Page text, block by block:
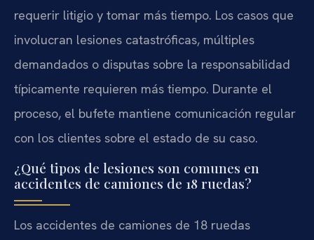
requerir litigio y tomar más tiempo. Los casos que
involucran lesiones catastróficas, múltiples
demandados o disputas sobre la responsabilidad
típicamente requieren más tiempo. Durante el
proceso, el bufete mantiene comunicación regular
con los clientes sobre el estado de su caso.
¿Qué tipos de lesiones son comunes en
accidentes de camiones de 18 ruedas?
Los accidentes de camiones de 18 ruedas